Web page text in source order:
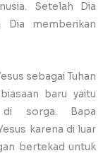
Setelah Dia
Dia memberikan
sebagai Tuhan
baru yaitu
di sorga. Bapa
karena di luar
bertekad untuk